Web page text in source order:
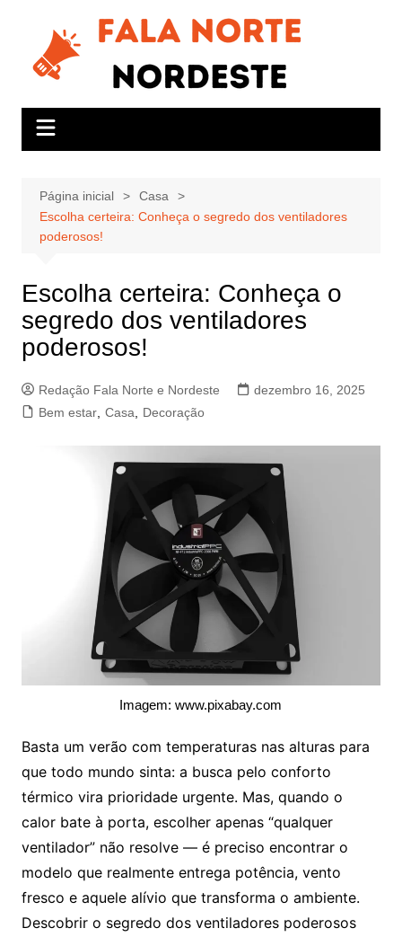
conteúdo
Página inicial
Casa
Escolha certeira: Conheça o segredo dos ventiladores
poderosos!
Escolha certeira: Conheça o
segredo dos ventiladores
poderosos!
Redação Fala Norte e Nordeste
dezembro 16, 2025
Bem estar, Casa Decoração
Imagem: www.pixabay.com
Basta um verão com temperaturas nas alturas para
que todo mundo sinta: a busca pelo conforto
térmico vira prioridade urgente. Mas, quando o
calor bate à porta, escolher apenas “qualquer
ventilador” não resolve — é preciso encontrar o
modelo que realmente entrega potência, vento
fresco e aquele alívio que transforma o ambiente.
Descobrir o segredo dos ventiladores poderosos